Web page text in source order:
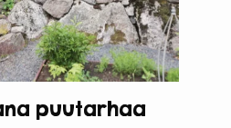
puutarhaa